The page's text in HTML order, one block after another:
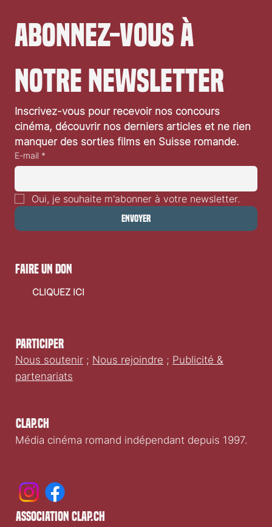
Abonnez-vous à
notre newsletter
Inscrivez-vous pour recevoir nos concours
cinéma, découvrir nos derniers articles et ne rien
manquer des sorties films en Suisse romande.
E-mail *
Oui, je souhaite m'abonner à votre newsletter.
Envoyer
Clap.ch
Média cinéma romand indépendant depuis 1997.
Participer
Nous soutenir ; Nous rejoindre ; Publicité &
partenariats
faire un don
CLIQUEZ ICI
association clap.ch